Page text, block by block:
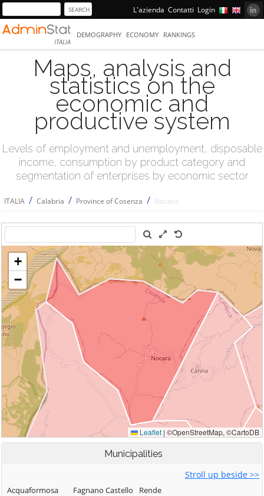
L'azienda Contatti Login
ITALIA
DEMOGRAPHY ECONOMY RANKINGS
Maps, analysis and
statistics on the
economic and
productive system
Levels of employment and unemployment, disposable
income, consumption by product category and
segmentation of enterprises by economic sector
ITALIA / Calabria / Province of Cosenza / Nocara
Municipalities
Stroll up beside >>
Acquaformosa
Fagnano Castello
Rende